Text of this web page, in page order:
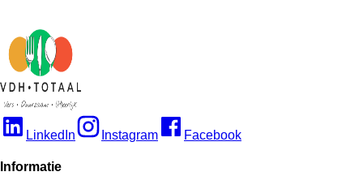
LinkedIn Instagram Facebook
Informatie